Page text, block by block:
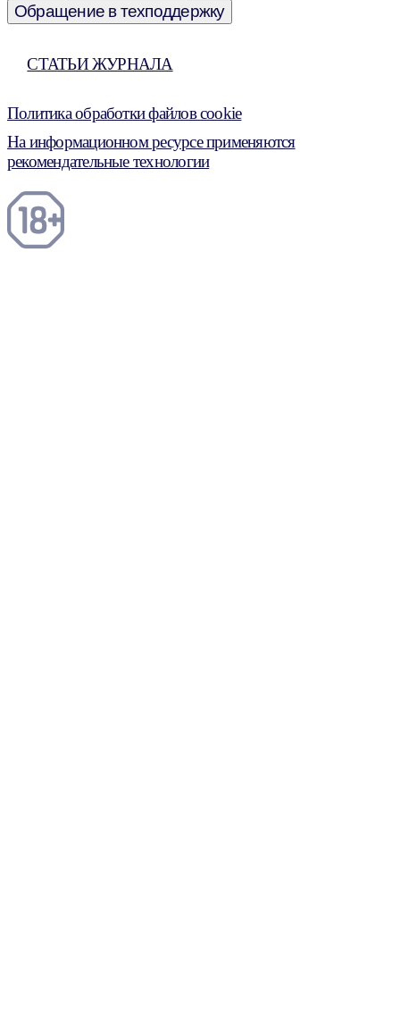
Обращение в техподдержку
СТАТЬИ ЖУРНАЛА
Политика обработки файлов cookie
На информационном ресурсе применяются
рекомендательные технологии